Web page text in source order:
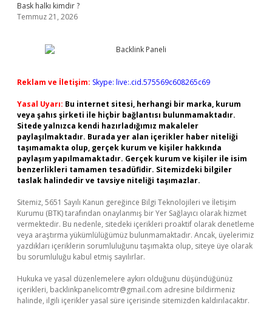
Bask halkı kimdir ?
Temmuz 21, 2026
Reklam ve İletişim: Skype: live:.cid.575569c608265c69
Yasal Uyarı: Bu internet sitesi, herhangi bir marka, kurum
veya şahıs şirketi ile hiçbir bağlantısı bulunmamaktadır.
Sitede yalnızca kendi hazırladığımız makaleler
paylaşılmaktadır. Burada yer alan içerikler haber niteliği
taşımamakta olup, gerçek kurum ve kişiler hakkında
paylaşım yapılmamaktadır. Gerçek kurum ve kişiler ile isim
benzerlikleri tamamen tesadüfidir. Sitemizdeki bilgiler
taslak halindedir ve tavsiye niteliği taşımazlar.
Sitemiz, 5651 Sayılı Kanun gereğince Bilgi Teknolojileri ve İletişim
Kurumu (BTK) tarafından onaylanmış bir Yer Sağlayıcı olarak hizmet
vermektedir. Bu nedenle, sitedeki içerikleri proaktif olarak denetleme
veya araştırma yükümlülüğümüz bulunmamaktadır. Ancak, üyelerimiz
yazdıkları içeriklerin sorumluluğunu taşımakta olup, siteye üye olarak
bu sorumluluğu kabul etmiş sayılırlar.
Hukuka ve yasal düzenlemelere aykırı olduğunu düşündüğünüz
içerikleri, backlinkpanelicomtr@gmail.com adresine bildirmeniz
halinde, ilgili içerikler yasal süre içerisinde sitemizden kaldırılacaktır.